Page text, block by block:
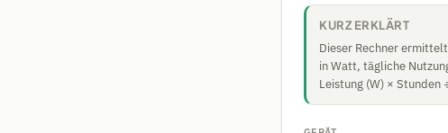
KURZ ERKLÄRT
Dieser Rechner
in Watt, tägliche
Leistung (W) × Stunden